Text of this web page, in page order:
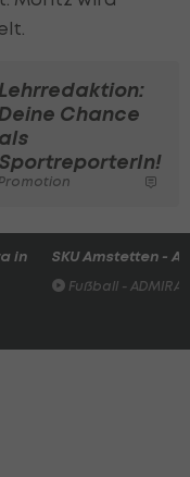
Lehrredaktion:
Chance
als
SportreporterIn!
in
SKU Amstetten -
Fußball -